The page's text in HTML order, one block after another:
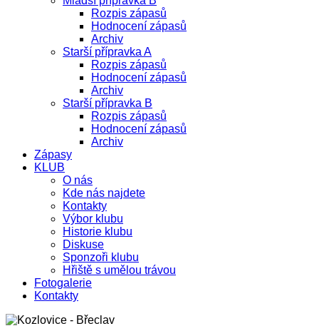
Rozpis zápasů
Hodnocení zápasů
Archiv
Starší přípravka A
Rozpis zápasů
Hodnocení zápasů
Archiv
Starší přípravka B
Rozpis zápasů
Hodnocení zápasů
Archiv
Zápasy
KLUB
O nás
Kde nás najdete
Kontakty
Výbor klubu
Historie klubu
Diskuse
Sponzoři klubu
Hřiště s umělou trávou
Fotogalerie
Kontakty